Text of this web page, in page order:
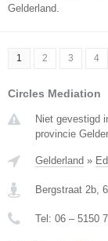
Gelderland.
1 2 3 4
Circles Mediation
Niet gevestigd
provincie
Gelderland »
Bergstraat 2b,
Tel: 06 – 5150